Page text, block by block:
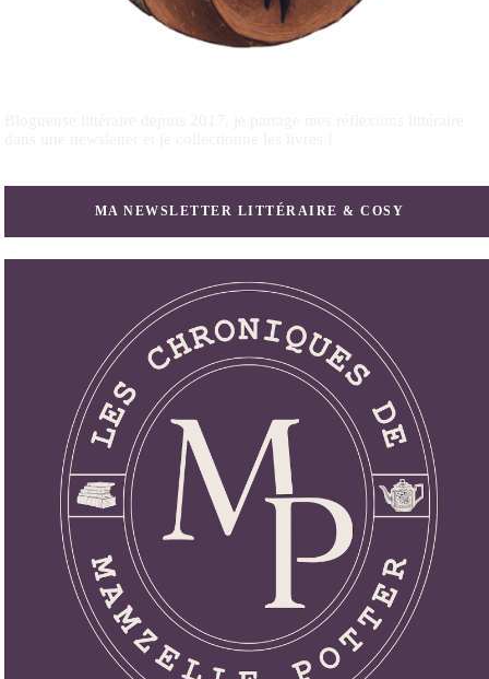
MA NEWSLETTER LITTÉRAIRE & COSY